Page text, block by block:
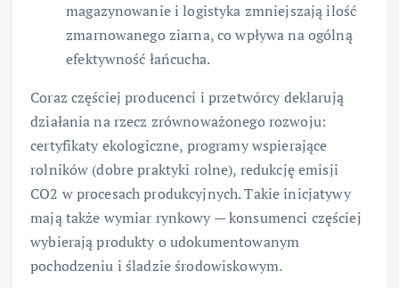
magazynowanie i logistyka zmniejszają ilość
zmarnowanego ziarna, co wpływa na ogólną
efektywność łańcucha.
Coraz częściej producenci i przetwórcy deklarują
działania na rzecz zrównoważonego rozwoju:
certyfikaty ekologiczne, programy wspierające
rolników (dobre praktyki rolne), redukcję emisji
CO2 w procesach produkcyjnych. Takie inicjatywy
mają także wymiar rynkowy — konsumenci częściej
wybierają produkty o udokumentowanym
pochodzeniu i śladzie środowiskowym.